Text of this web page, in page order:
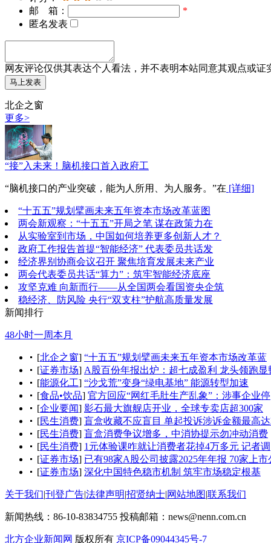
邮 箱：
*
匿名发表
网友评论仅供其表达个人看法，并不表明本站同意其观点或证
北企之窗
更多>
“接”入未来！脑机接口首入政府工
“脑机接口的产业突破，能为人所用、为人服务。”在 [详细]
“十五五”规划擘画未来五年资本市场改革蓝图
两会新观察：“十五五”开局之笔 谋在政策力在
从实验室到市场，中国如何培养更多创新人才？
政府工作报告首提“智能经济” 代表委员共话发
经济界别协商会议召开 聚焦培育发展未来产业
两会代表委员共话“算力”：筑牢智能经济底座
攻坚克难 向新而行——从全国两会看国资央企筑
稳经济、防风险 央行“双支柱”护航高质量发展
新闻排行
48小时一周本月
[北企之窗] “十五五”规划擘画未来五年资本市场改革蓝
[证券市场] A股百份年报出炉：超七成盈利 龙头领跑显
[能源化工] “沙戈荒”变身“绿电基地” 能源转型加速
[食品•饮品] 官方回应“网红毛肚生产乱象”：涉事企业停
[企业要闻] 影石最大旗舰店开业，全球专卖店超300家
[民生消费] 盲盒收藏不应盲目 单起投诉涉诉金额最高
[民生消费] 盲盒消费争议增多，中消协提示勿冲动消费
[民生消费] 1元体验课咋就让消费者花掉4万多元 记者调
[证券市场] 已有98家A股公司披露2025年年报 70家上市
[证券市场] 深化中国特色稳市机制 筑牢市场稳定根基
关于我们|刊登广告|法律声明|招贤纳士|网站地图|联系我们
新闻热线：86-10-83834755 投稿邮箱：news@nenn.com.cn
北方企业新闻网 版权所有 京ICP备09044345号-7